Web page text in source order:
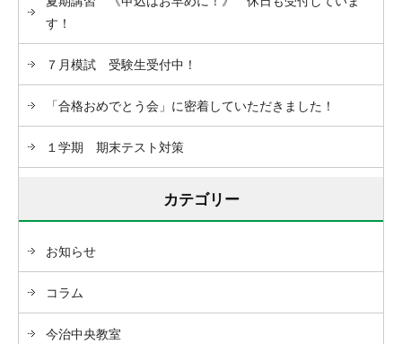
す！
７月模試 受験生受付中！
「合格おめでとう会」に密着していただきました！
１学期 期末テスト対策
カテゴリー
お知らせ
コラム
今治中央教室